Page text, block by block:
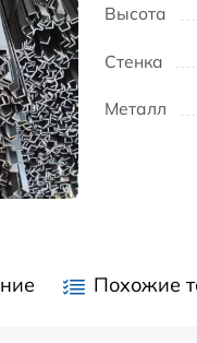
Высота
Стенка
Металл
Похожие